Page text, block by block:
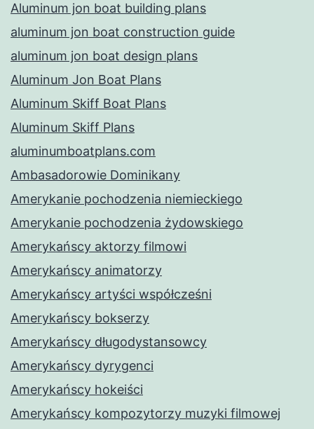
Aluminum jon boat building plans
aluminum jon boat construction guide
aluminum jon boat design plans
Aluminum Jon Boat Plans
Aluminum Skiff Boat Plans
Aluminum Skiff Plans
aluminumboatplans.com
Ambasadorowie Dominikany
Amerykanie pochodzenia niemieckiego
Amerykanie pochodzenia żydowskiego
Amerykańscy aktorzy filmowi
Amerykańscy animatorzy
Amerykańscy artyści współcześni
Amerykańscy bokserzy
Amerykańscy długodystansowcy
Amerykańscy dyrygenci
Amerykańscy hokeiści
Amerykańscy kompozytorzy muzyki filmowej